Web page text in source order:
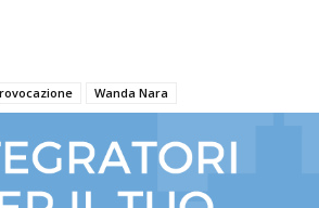
Wanda Nara